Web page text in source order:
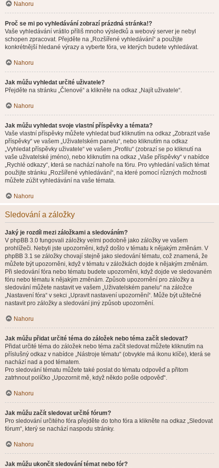
Nahoru
Proč se mi po vyhledávání zobrazí prázdná stránka!?
Vaše vyhledávání vrátilo příliš mnoho výsledků a webový server je nebyl
schopen zpracovat. Přejděte na „Rozšířené vyhledávání“ a použijte
konkrétnější hledané výrazy a vyberte fóra, ve kterých budete vyhledávat.
Nahoru
Jak můžu vyhledat určité uživatele?
Přejděte na stránku „Členové“ a klikněte na odkaz „Najít uživatele“.
Nahoru
Jak můžu vyhledat svoje vlastní příspěvky a témata?
Vaše vlastní příspěvky můžete vyhledat buď kliknutím na odkaz „Zobrazit vaše
příspěvky“ ve vašem „Uživatelském panelu“, nebo kliknutím na odkaz
„Vyhledat příspěvky uživatele“ ve vašem „Profilu“ (zobrazí se po kliknutí na
vaše uživatelské jméno), nebo kliknutím na odkaz „Vaše příspěvky“ v nabídce
„Rychlé odkazy“, která se nachází nahoře na fóru. Pro vyhledání vašich témat
použijte stránku „Rozšířené vyhledávání“, na které pomocí různých možnosti
můžete zúžit vyhledávání na vaše témata.
Nahoru
Sledování a záložky
Jaký je rozdíl mezi záložkami a sledováním?
V phpBB 3.0 fungovali záložky velmi podobně jako záložky ve vašem
prohlížeči. Nebyli jste upozorněni, když došlo v tématu k nějakým změnám. V
phpBB 3.1 se záložky chovají stejně jako sledování tématu, což znamená, že
můžete být upozorněni, když v tématu v záložkách dojde k nějakým změnám.
Při sledování fóra nebo tématu budete upozorněni, když dojde ve sledovaném
fóru nebo tématu k nějakým změnám. Způsob upozornění pro záložky a
sledování můžete nastavit ve vašem „Uživatelském panelu“ na záložce
„Nastavení fóra“ v sekci „Upravit nastavení upozornění“. Může být užitečné
nastavit pro záložky a sledování jiný způsob upozornění.
Nahoru
Jak můžu přidat určité téma do záložek nebo téma začít sledovat?
Přidat určité téma do záložek nebo téma začít sledovat můžete kliknutím na
příslušný odkaz v nabídce „Nástroje tématu“ (obvykle má ikonu klíče), která se
nachází nad a pod tématem.
Pro sledování tématu můžete také poslat do tématu odpověď a přitom
zatrhnout políčko „Upozornit mě, když někdo pošle odpověď“.
Nahoru
Jak můžu začít sledovat určité fórum?
Pro sledování určitého fóra přejděte do toho fóra a klikněte na odkaz „Sledovat
fórum“, který se nachází naspodu stránky.
Nahoru
Jak můžu ukončit sledování témat nebo fór?